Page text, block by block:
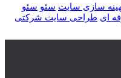
سازی سایت سئو سئو
ای طراحی سایت شرکتی